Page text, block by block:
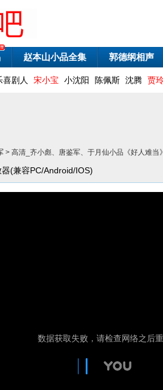
赵本山小品全集 郭德纲相声
喜剧人 宋小宝 小沈阳 陈佩斯 沈腾 贾
> 高清_齐小彪、唐鉴军、于月仙小品《好人难
(兼容PC/Android/IOS)